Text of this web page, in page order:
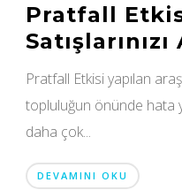
Pratfall
Satışlarınızı
Pratfall Etkisi yapılan
topluluğun önünde hata
daha çok...
DEVAMINI OKU